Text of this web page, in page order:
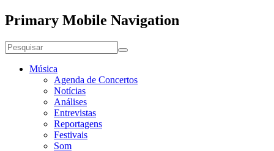
Primary Mobile Navigation
Música
Agenda de Concertos
Notícias
Análises
Entrevistas
Reportagens
Festivais
Som